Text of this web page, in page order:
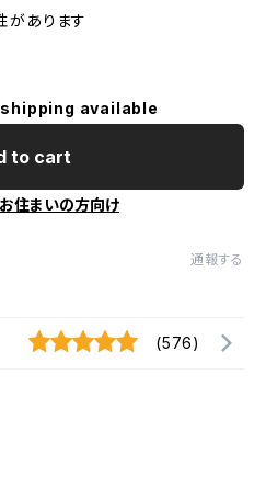
があります
available
to cart
住まいの方向け
通報する
(576)